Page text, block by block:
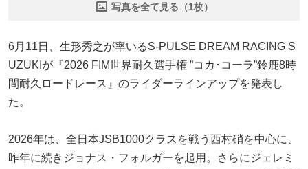
写真を全て見る（1枚）
6月11日、生形秀之が率いるS-PULSE DREAM RACING S
UZUKIが『2026 FIM世界耐久選手権 ”コカ･コーラ”鈴鹿8時
間耐久ロードレース』のライダーラインアップを発表し
た。
2026年は、全日本JSB1000クラスを戦う西村硝を中心に、
昨年に続きジョナス・フォルガーを起用。さらにジェレミ